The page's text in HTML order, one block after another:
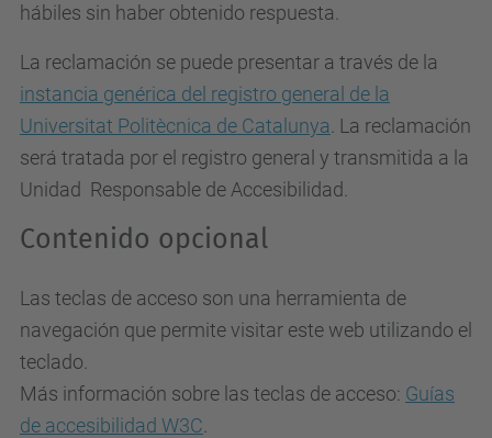
hábiles sin haber obtenido respuesta.
La reclamación se puede presentar a través de la
instancia genérica del registro general de la
Universitat Politècnica de Catalunya . La reclamación
será tratada por el registro general y transmitida a la
Unidad Responsable de Accesibilidad.
Contenido opcional
Las teclas de acceso son una herramienta de
navegación que permite visitar este web utilizando el
teclado.
Más información sobre las teclas de acceso: Guías
de accesibilidad W3C